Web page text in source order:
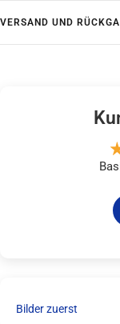
VERSAND UND
Sort by